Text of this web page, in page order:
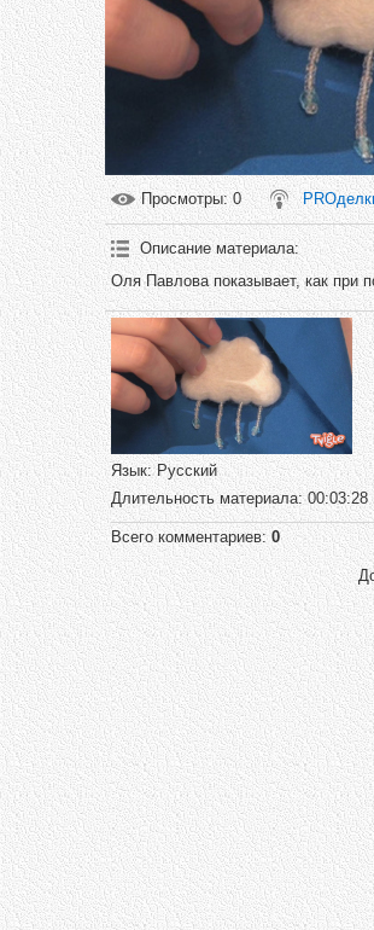
Просмотры: 0
Описание материала:
Оля Павлова показывает, как при
Язык: Русский
Длительность материала: 00:03:28
Всего комментариев: 0